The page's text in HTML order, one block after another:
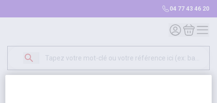
04 77 43 46 20
Mon compte
Mon